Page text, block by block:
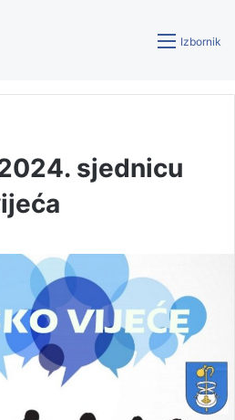
Izbornik
sjednicu